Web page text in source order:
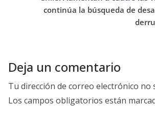
continúa la búsqueda de
Deja un comentario
Tu dirección de correo electrónico no
Los campos obligatorios están